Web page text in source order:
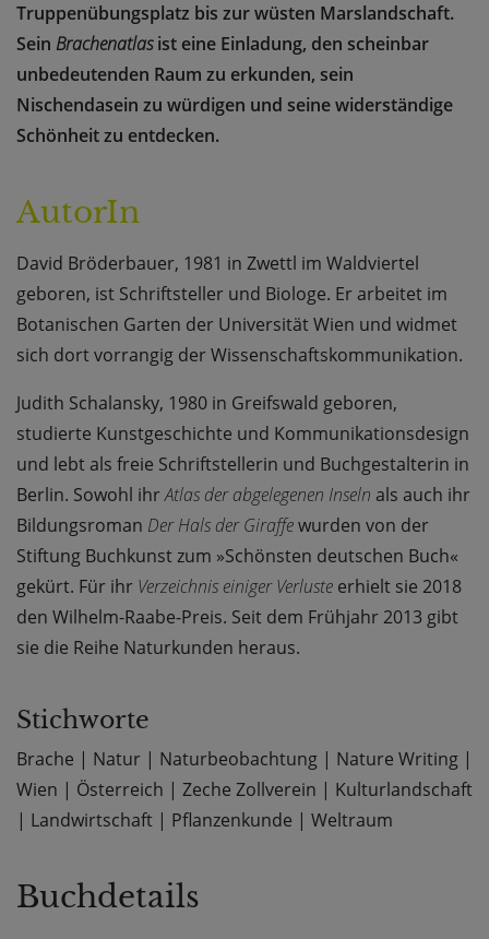
Truppenübungsplatz bis zur wüsten Marslandschaft.
Sein Brachenatlasist eine Einladung, den scheinbar
unbedeutenden Raum zu erkunden, sein
Nischendasein zu würdigen und seine widerständige
Schönheit zu entdecken.
AutorIn
David Bröderbauer, 1981 in Zwettl im Waldviertel
geboren, ist Schriftsteller und Biologe. Er arbeitet im
Botanischen Garten der Universität Wien und widmet
sich dort vorrangig der Wissenschaftskommunikation.
Judith Schalansky, 1980 in Greifswald geboren,
studierte Kunstgeschichte und Kommunikationsdesign
und lebt als freie Schriftstellerin und Buchgestalterin in
Berlin. Sowohl ihrAtlas der abgelegenen Inseln als auch ihr
Bildungsroman Der Hals der Giraffewurden von der
Stiftung Buchkunst zum »Schönsten deutschen Buch«
gekürt. Für ihr Verzeichnis einiger Verluste erhielt sie 2018
den Wilhelm-Raabe-Preis. Seit dem Frühjahr 2013 gibt
sie die Reihe Naturkunden heraus.
Stichworte
Brache | Natur | Naturbeobachtung | Nature Writing |
Wien | Österreich | Zeche Zollverein | Kulturlandschaft
| Landwirtschaft | Pflanzenkunde | Weltraum
Buchdetails